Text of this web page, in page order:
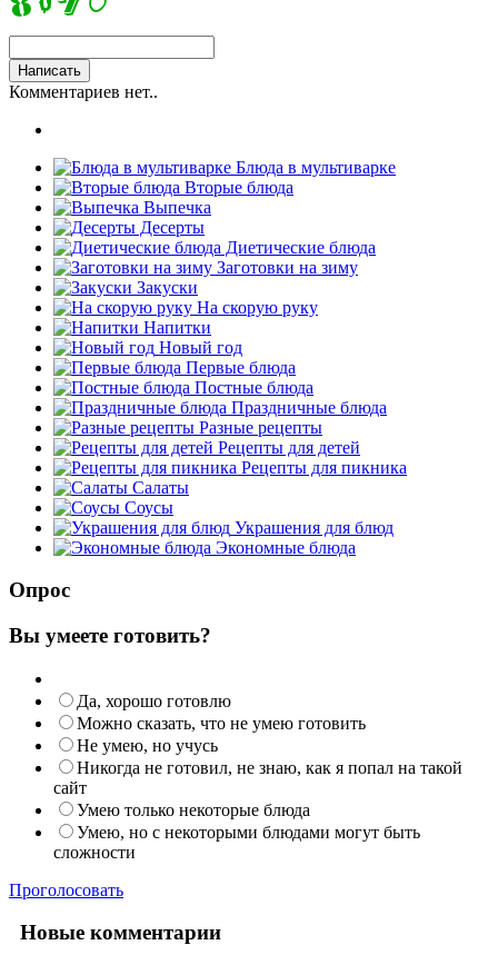
Комментариев нет..
Блюда в мультиварке
Вторые блюда
Выпечка
Десерты
Диетические блюда
Заготовки на зиму
Закуски
На скорую руку
Напитки
Новый год
Первые блюда
Постные блюда
Праздничные блюда
Разные рецепты
Рецепты для детей
Рецепты для пикника
Салаты
Соусы
Украшения для блюд
Экономные блюда
Опрос
Вы умеете готовить?
Да, хорошо готовлю
Можно сказать, что не умею готовить
Не умею, но учусь
Никогда не готовил, не знаю, как я попал на такой
сайт
Умею только некоторые блюда
Умею, но с некоторыми блюдами могут быть
сложности
Проголосовать
Новые комментарии